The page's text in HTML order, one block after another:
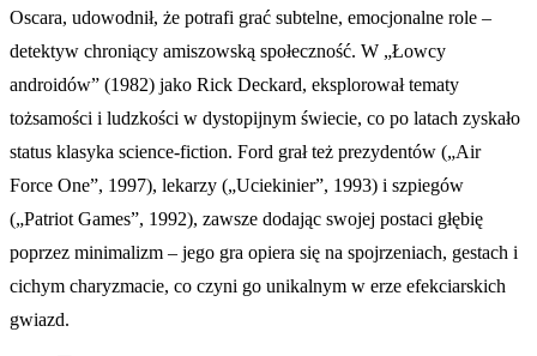
Oscara, udowodnił, że potrafi grać subtelne, emocjonalne role –
detektyw chroniący amiszowską społeczność. W „Łowcy
androidów” (1982) jako Rick Deckard, eksplorował tematy
tożsamości i ludzkości w dystopijnym świecie, co po latach zyskało
status klasyka science-fiction. Ford grał też prezydentów („Air
Force One”, 1997), lekarzy („Uciekinier”, 1993) i szpiegów
(„Patriot Games”, 1992), zawsze dodając swojej postaci głębię
poprzez minimalizm – jego gra opiera się na spojrzeniach, gestach i
cichym charyzmacie, co czyni go unikalnym w erze efekciarskich
gwiazd.